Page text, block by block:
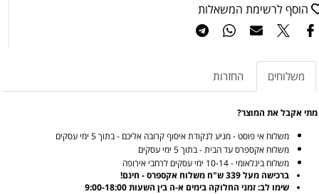
הוסף לרשימת המשאלות
משלוחים החזרות
מתי אקבל את המוצר?
משלוח אי פוסט - מגיע לנקודת איסוף קרובה אליכם - בתוך 5 ימי עסקים
משלוח אקספרס עד הבית - בתוך 5 ימי עסקים
משלוח בינלאומי - 10-14 ימי עסקים לרחבי אירופה
ברכישה מעל 339 ש"ח משלוח אקספרס - חינם!
שימו לב: זמני החלוקה בימים א-ה בין השעות 9:00-18:00